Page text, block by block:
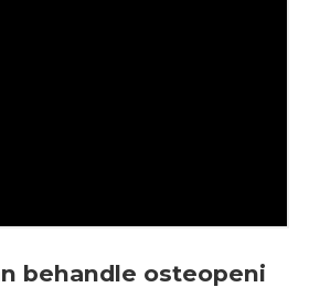
behandle osteopeni